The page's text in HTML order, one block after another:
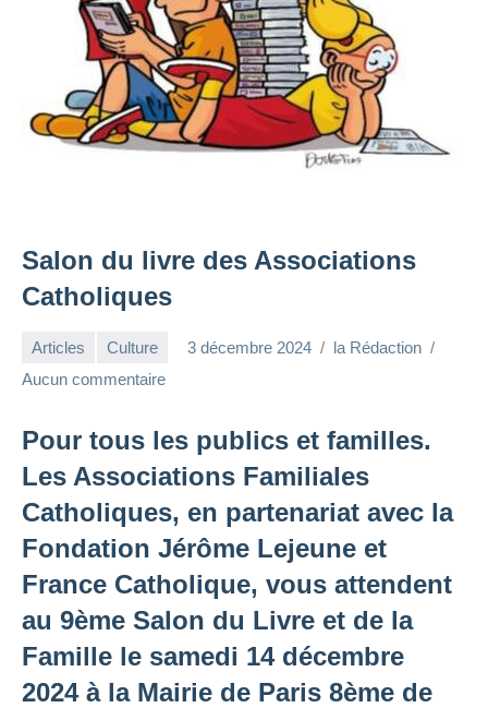
Salon du livre des Associations
Catholiques
Articles Culture 3 décembre 2024
la Rédaction
Aucun commentaire
Pour tous les publics et familles.
Les Associations Familiales
Catholiques, en partenariat avec la
Fondation Jérôme Lejeune et
France Catholique, vous attendent
au 9ème Salon du Livre et de la
Famille le samedi 14 décembre
2024 à la Mairie de Paris 8ème de